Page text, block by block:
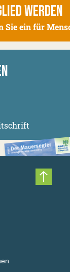
WERDEN
Sie ein für
Nach